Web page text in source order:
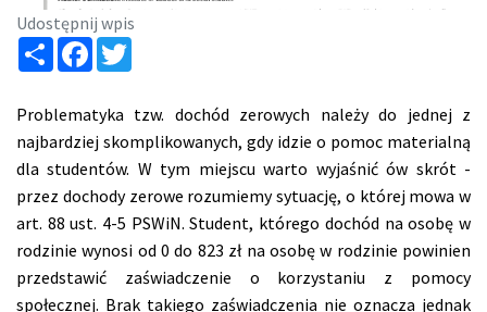
Udostępnij wpis
Share Facebook
Problematyka tzw. dochód zerowych należy do jednej z
najbardziej skomplikowanych, gdy idzie o pomoc materialną
dla studentów. W tym miejscu warto wyjaśnić ów skrót -
przez dochody zerowe rozumiemy sytuację, o której mowa w
art. 88 ust. 4-5 PSWiN. Student, którego dochód na osobę w
rodzinie wynosi od 0 do 823 zł na osobę w rodzinie powinien
przedstawić zaświadczenie o korzystaniu z pomocy
społecznej. Brak takiego zaświadczenia nie oznacza jednak